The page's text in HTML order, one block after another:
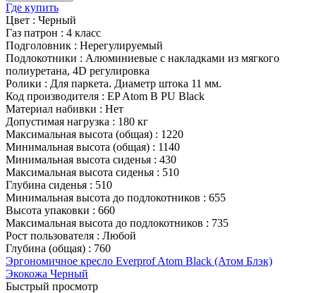
Где купить
Цвет : Черный
Газ патрон : 4 класс
Подголовник : Нерегулируемый
Подлокотники : Алюминиевые с накладками из мягкого
полиуретана, 4D регулировка
Ролики : Для паркета. Диаметр штока 11 мм.
Код производителя : EP Atom B PU Black
Материал набивки : Нет
Допустимая нагрузка : 180 кг
Максимальная высота (общая) : 1220
Минимальная высота (общая) : 1140
Минимальная высота сиденья : 430
Максимальная высота сиденья : 510
Глубина сиденья : 510
Минимальная высота до подлокотников : 655
Высота упаковки : 660
Максимальная высота до подлокотников : 735
Рост пользователя : Любой
Глубина (общая) : 760
Эргономичное кресло Everprof Atom Black (Атом Блэк)
Экокожа Черный
Быстрый просмотр